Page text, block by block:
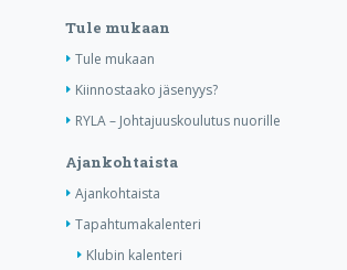
Tule mukaan
Tule mukaan
Kiinnostaako jäsenyys?
RYLA – Johtajuuskoulutus nuorille
Ajankohtaista
Ajankohtaista
Tapahtumakalenteri
Klubin kalenteri